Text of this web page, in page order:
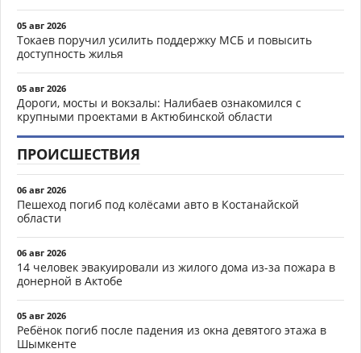
05 авг 2026
Токаев поручил усилить поддержку МСБ и повысить
доступность жилья
05 авг 2026
Дороги, мосты и вокзалы: Налибаев ознакомился с
крупными проектами в Актюбинской области
ПРОИСШЕСТВИЯ
06 авг 2026
Пешеход погиб под колёсами авто в Костанайской
области
06 авг 2026
14 человек эвакуировали из жилого дома из-за пожара в
донерной в Актобе
05 авг 2026
Ребёнок погиб после падения из окна девятого этажа в
Шымкенте